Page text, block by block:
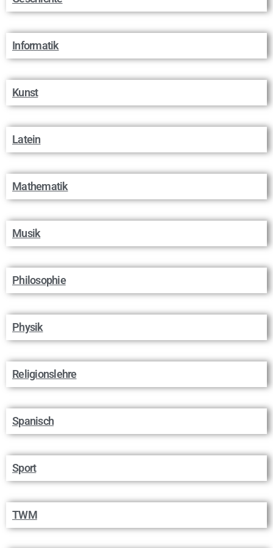
Informatik
Kunst
Latein
Mathematik
Musik
Philosophie
Physik
Religionslehre
Spanisch
Sport
TWM